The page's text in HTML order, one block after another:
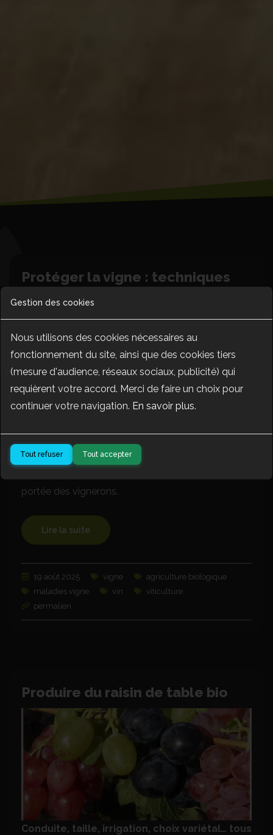
Protéger la vigne : techniques
naturelles et biologiques contre
ravageurs et maladies
Protéger la vigne sans excès de chimie : découvrez
portée des vignerons.
Lire la suite
19 août 2025 vigne
agriculture biologique
maladies vigne
vin
viticulture
permalien
Produire du raisin de table bio
Conduite, taille, irrigation, choix variétal… tous
Gestion des cookies
Nous utilisons des cookies nécessaires au
fonctionnement du site, ainsi que des cookies tiers
(mesure d'audience, réseaux sociaux, publicité) qui
requièrent votre accord. Merci de faire un choix pour
continuer votre navigation. En savoir plus.
Tout refuser Tout accepter